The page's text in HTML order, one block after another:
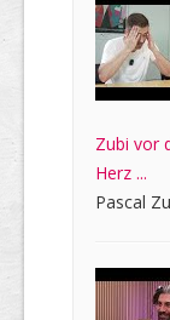
Zubi vor
Herz ...
Pascal